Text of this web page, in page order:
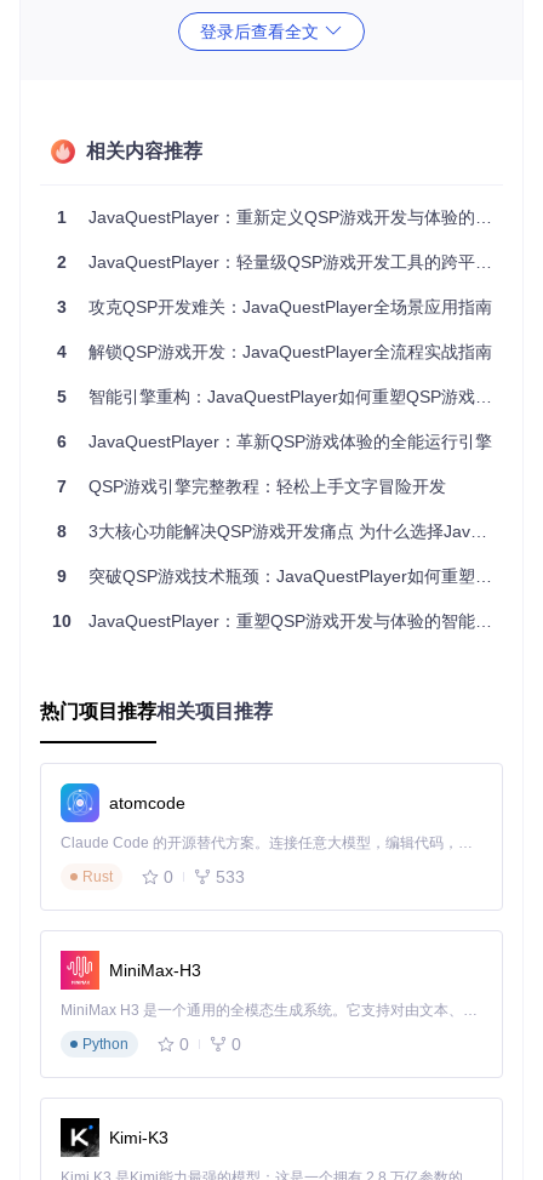
图1：JavaQuestPlayer游戏选择界面，展示了色彩游戏、解密
JavaQuestPlayer采用"一次开发，多端运行"的设计理念，通
过Java虚拟机实现平台无关性。核心实现包括：
基于libqsp v5.7.0构建的游戏解析引擎
统一的输入输出抽象层，适配不同操作系统的交互规范
内存编译如何加速开发迭代？
传统QSP开发需要反复导出游戏文件才能测试效果，JavaQue
stPlayer通过内存编译技术将这一过程优化：
开发模式下自动监控qsrc文件变化
源码修改后实时在内存中编译更新
无需重启即可查看修改效果，缩短调试周期
区和交互选项，体现了JavaQuestPlayer的多媒体整合能力
场景化应用：从玩家到开发者的角色转换
JavaQuestPlayer为玩家提供了完善的游戏管理功能：
多存档系统：支持无限多个游戏进度保存，自动记录创建时
间
快速存取：一键保存当前状态，随时回溯到任意历史节点
游戏分类：按类型、进度等维度组织游戏库，快速定位内容
作为开发者：如何构建完整的QSP项目？
开发一个QSP游戏通常需要以下步骤：
环境准备
git clone
cd
登录后查看全文
相关内容推荐
1 JavaQuestPlayer：重新定义QSP游戏开发与体验的跨平台解决方案
2 JavaQuestPlayer：轻量级QSP游戏开发工具的跨平台解决方案
3 攻克QSP开发难关：JavaQuestPlayer全场景应用指南
4 解锁QSP游戏开发：JavaQuestPlayer全流程实战指南
5 智能引擎重构：JavaQuestPlayer如何重塑QSP游戏开发与体验
6 JavaQuestPlayer：革新QSP游戏体验的全能运行引擎
7 QSP游戏引擎完整教程：轻松上手文字冒险开发
8 3大核心功能解决QSP游戏开发痛点 为什么选择JavaQuestPlayer
9 突破QSP游戏技术瓶颈：JavaQuestPlayer如何重塑交互式叙事体验
10 JavaQuestPlayer：重塑QSP游戏开发与体验的智能引擎
热门项目推荐相关项目推荐
atomcode
Claude Code 的开源替代方案。连接任意大模型，编辑代码，运行命令，自动验证 — 全自动执行。用 Rust 构建，极致性能。 ｜ An open-source alternative to Claude Code. Connect any LLM, edit code, run commands, and verify changes — autonomously. Built in Rust for speed. Get Started
Rust
0 533
MiniMax-H3
MiniMax H3 是一个通用的全模态生成系统。它支持对由文本、图像、视频和音频组成的多模态上下文进行统一理解，并能生成分辨率高达 2K、时长可达 15 秒的带原生立体声音频的视频。得益于面向任务泛化的系统设计，H3 在预训练阶段就已具备广泛的多模态上下文理解与生成能力，能够出色地执行复杂的多模态指令。
Python
0 0
Kimi-K3